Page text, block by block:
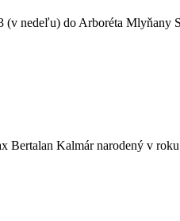
(v nedeľu) do Arboréta Mlyňany
Bertalan Kalmár narodený v